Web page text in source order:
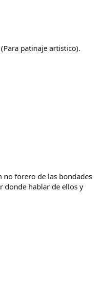
patinaje artistico).
no forero de las bondades
donde hablar de ellos y